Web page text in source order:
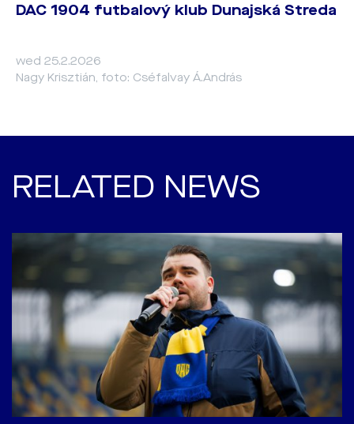
DAC 1904 futbalový klub Dunajská Streda
wed 25.2.2026
Nagy Krisztián, foto: Cséfalvay Á.András
RELATED NEWS